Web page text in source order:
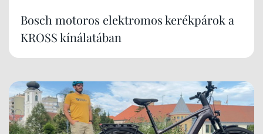
Bosch motoros elektromos kerékpárok a
KROSS kínálatában